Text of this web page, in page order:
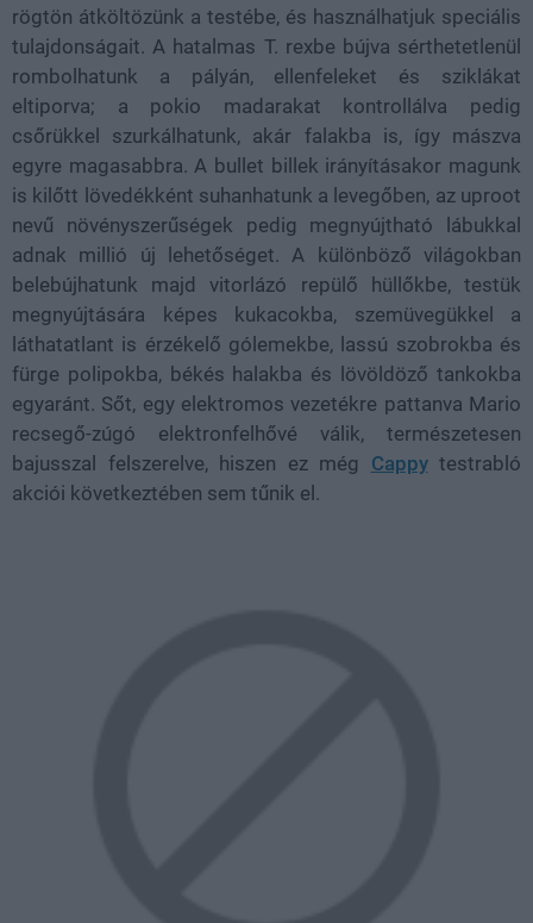
rögtön átköltözünk a testébe, és használhatjuk speciális
tulajdonságait. A hatalmas T. rexbe bújva sérthetetlenül
rombolhatunk a pályán, ellenfeleket és sziklákat
eltiporva; a pokio madarakat kontrollálva pedig
csőrükkel szurkálhatunk, akár falakba is, így mászva
egyre magasabbra. A bullet billek irányításakor magunk
is kilőtt lövedékként suhanhatunk a levegőben, az uproot
nevű növényszerűségek pedig megnyújtható lábukkal
adnak millió új lehetőséget. A különböző világokban
belebújhatunk majd vitorlázó repülő hüllőkbe, testük
megnyújtására képes kukacokba, szemüvegükkel a
láthatatlant is érzékelő gólemekbe, lassú szobrokba és
fürge polipokba, békés halakba és lövöldöző tankokba
egyaránt. Sőt, egy elektromos vezetékre pattanva Mario
recsegő-zúgó elektronfelhővé válik, természetesen
bajusszal felszerelve, hiszen ez még Cappytestrabló
akciói következtében sem tűnik el.